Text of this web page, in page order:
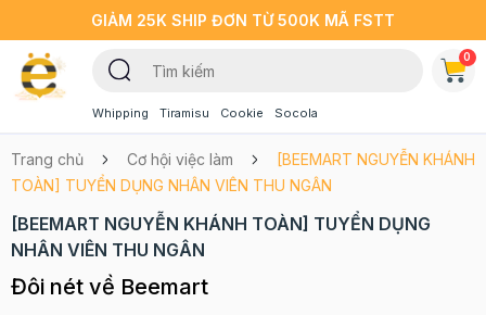
GIẢM 25K SHIP ĐƠN TỪ 500K MÃ FSTT
Whipping Tiramisu Cookie Socola
0
Trang chủ Cơ hội việc làm
[BEEMART NGUYỄN KHÁNH
TOÀN] TUYỂN DỤNG NHÂN VIÊN THU NGÂN
[BEEMART NGUYỄN KHÁNH TOÀN] TUYỂN DỤNG
NHÂN VIÊN THU NGÂN
Đôi nét về Beemart